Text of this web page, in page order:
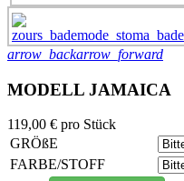
arrow_backarrow_forward
MODELL JAMAICA
119,00 € pro Stück
GRÖßE
FARBE/STOFF